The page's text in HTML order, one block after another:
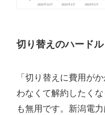
切り替えのハードル
「切り替えに費用が
わなくて解約したく
も無用です。新潟電力